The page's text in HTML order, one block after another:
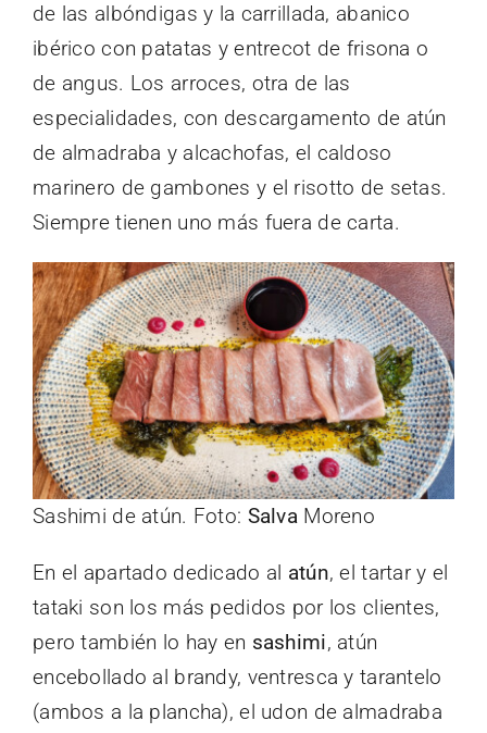
de las albóndigas y la carrillada, abanico
ibérico con patatas y entrecot de frisona o
de angus. Los arroces, otra de las
especialidades, con descargamento de atún
de almadraba y alcachofas, el caldoso
marinero de gambones y el risotto de setas.
Siempre tienen uno más fuera de carta.
Sashimi de atún. Foto: Salva Moreno
En el apartado dedicado al atún, el tartar y el
tataki son los más pedidos por los clientes,
pero también lo hay en sashimi, atún
encebollado al brandy, ventresca y tarantelo
(ambos a la plancha), el udon de almadraba